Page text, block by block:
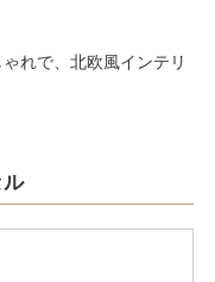
れで、北欧風インテリ